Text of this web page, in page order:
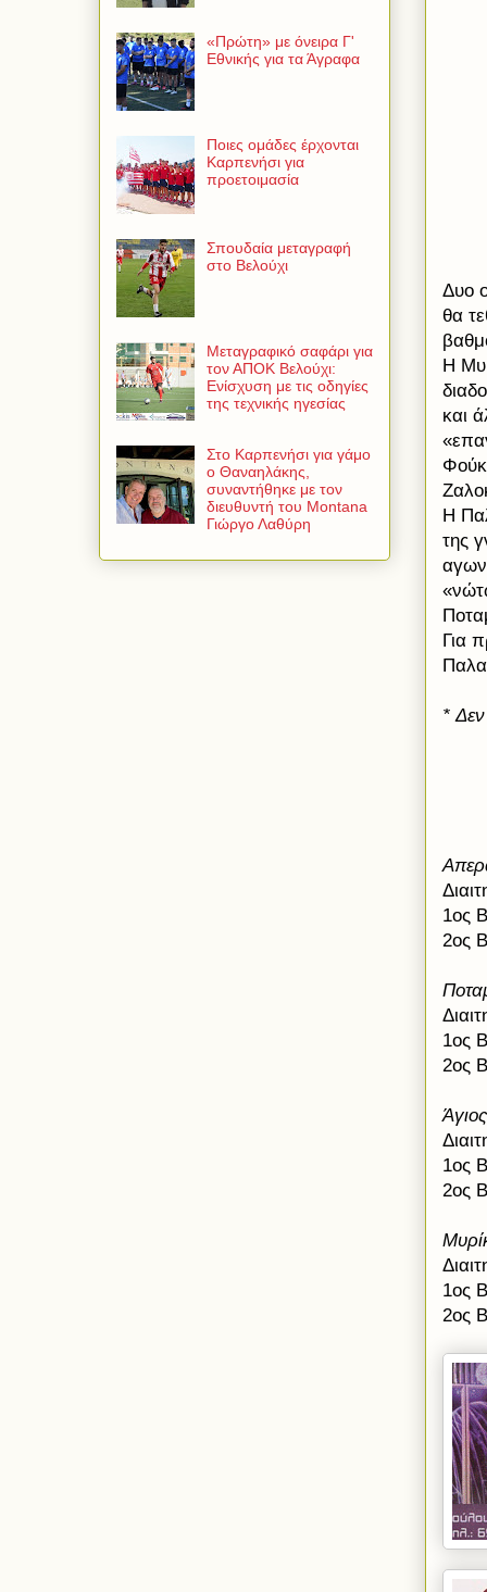
Δυο
θα
Η
και
Η
της
Για
*
1ος Β
2ος
1ος
2ος
1ος
2ος
1ος
2ος
«Πρώτη» με όνειρα Γ'
Εθνικής για τα Άγραφα
Ποιες ομάδες έρχονται
Καρπενήσι για
προετοιμασία
Σπουδαία μεταγραφή
στο Βελούχι
Μεταγραφικό σαφάρι για
τον ΑΠΟΚ Βελούχι:
Ενίσχυση με τις οδηγίες
της τεχνικής ηγεσίας
Στο Καρπενήσι για γάμο
ο Θαναηλάκης,
συναντήθηκε με τον
διευθυντή του Montana
Γιώργο Λαθύρη